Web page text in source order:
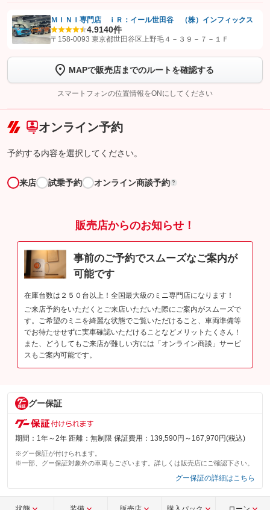
【STEP1】認証画面でグーネットを友だち追加してから「許可する」ボタンを押
トーク画面で
ボタンをタップして問い合わせを
完了してください。
こちら
ＭＩＮＩ専門店 ｉＲ：イール世田谷 （株）インフィックス
4.9140件
〒158-0093 東京都世田谷区上野毛４－３９－７－１Ｆ
MAPで販売店までのルートを確認する
スマートフォンの位置情報をONにしてください
オンライン予約
予約する内容を選択してください。
来店 試乗予約 オンライン商談予約 ?
販売店からのお知らせ！
事前のご予約でスムーズなご案内が
可能です
在庫台数は２５０台以上！全国最大級のミニ専門店になります！
ご来店予約をいただくとご来店いただいた際にご案内がスムーズで
す。ご希望のミニを綺麗な状態でご覧いただけること、車両準備等
でお待たせせずに実車確認いただけることなどメリットたくさん！
また、どうしてもご来店が難しい方には「オンライン商談」サービ
スもご案内可能です。
グー保証
期間：1年～2年 距離：無制限 保証費用：139,590円～167,970円(税込)
※グー保証が付けられます。
※一部、グー保証対象外の車両もございます。詳しくは販売店にご確認下さい。
グー保証の詳細はこちら